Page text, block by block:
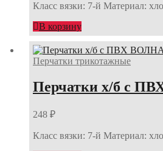
Класс вязки: 7-й Материал:
В корзину
Перчатки трикотажные
Перчатки х/б с
248 ₽
Класс вязки: 7-й Материал: